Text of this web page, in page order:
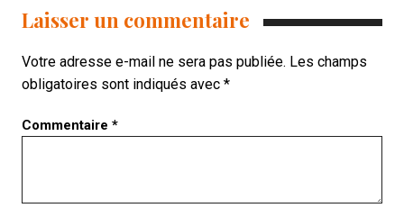
Laisser un commentaire
Votre adresse e-mail ne sera pas publiée. Les champs
obligatoires sont indiqués avec *
Commentaire *